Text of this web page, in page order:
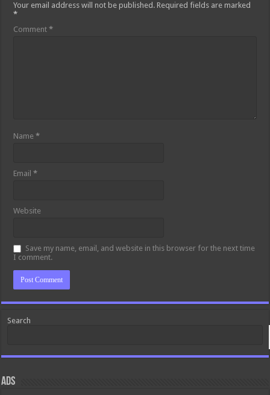
Your email address will not be published. Required fields are marked
*
Comment*
Name*
Email*
Website
Save my name, email, and website in this browser for the next time
I comment.
Search
ads